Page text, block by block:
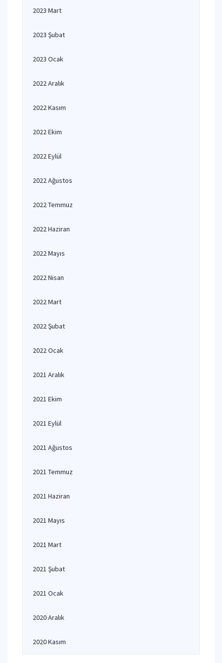
2023 Mart
2023 Şubat
2023 Ocak
2022 Aralık
2022 Kasım
2022 Ekim
2022 Eylül
2022 Ağustos
2022 Temmuz
2022 Haziran
2022 Mayıs
2022 Nisan
2022 Mart
2022 Şubat
2022 Ocak
2021 Aralık
2021 Ekim
2021 Eylül
2021 Ağustos
2021 Temmuz
2021 Haziran
2021 Mayıs
2021 Mart
2021 Şubat
2021 Ocak
2020 Aralık
2020 Kasım